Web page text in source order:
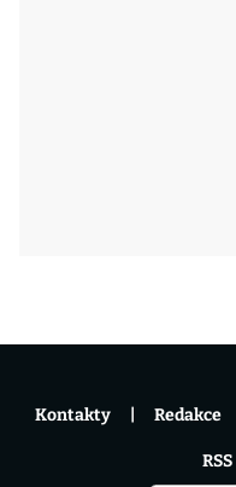
Kontakty Redakce
RSS